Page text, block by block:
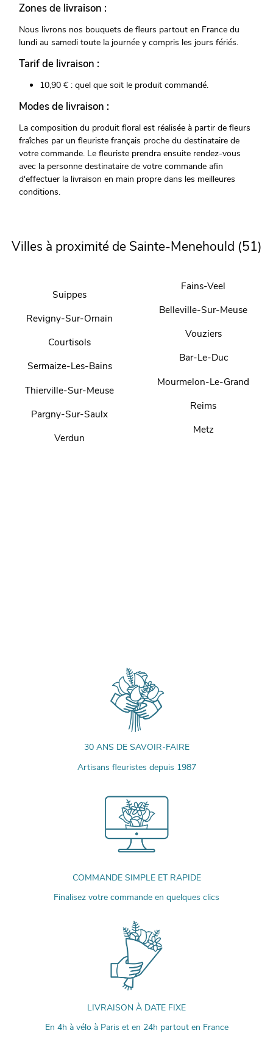
Zones de livraison :
Nous livrons nos bouquets de fleurs partout en France du
lundi au samedi toute la journée y compris les jours fériés.
Tarif de livraison :
10,90 € : quel que soit le produit commandé.
Modes de livraison :
La composition du produit floral est réalisée à partir de fleurs
fraîches par un fleuriste français proche du destinataire de
votre commande. Le fleuriste prendra ensuite rendez-vous
avec la personne destinataire de votre commande afin
d'effectuer la livraison en main propre dans les meilleures
conditions.
Villes à proximité de Sainte-Menehould (51)
Suippes
Revigny-Sur-Ornain
Courtisols
Sermaize-Les-Bains
Thierville-Sur-Meuse
Pargny-Sur-Saulx
Verdun
Fains-Veel
Belleville-Sur-Meuse
Vouziers
Bar-Le-Duc
Mourmelon-Le-Grand
Reims
Metz
30 ANS DE SAVOIR-FAIRE
Artisans fleuristes depuis 1987
COMMANDE SIMPLE ET RAPIDE
Finalisez votre commande en quelques clics
LIVRAISON À DATE FIXE
En 4h à vélo à Paris et en 24h partout en France